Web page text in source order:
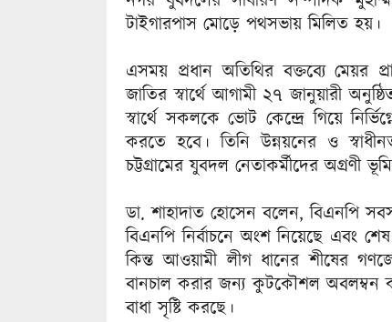
টাইগারপাস মোড়ে পথসভায় মিলিত হয়।
এসময় প্রধান অতিথির বক্তব্যে মেয়র
জাতির স্বার্থে আগামী ২৭ জানুয়ারী
স্বার্থে সকলকে ভোট কেন্দ্রে গিয়ে
করতে হবে। তিনি উন্নয়নের ও
চট্টগ্রামের যুবদল নেতাকর্মীদের অগ্রণী
ডা. শাহাদাত হোসেন বলেন, বিএনপি
বিএনপি নির্বাচনে অংশ নিয়েছে এবং শেষ
কিন্ত আওয়ামী লীগ ধানের শীষের
বানচাল করার জন্য কুটকৌশল অবলম্বন
বাধা সৃষ্টি করছে।